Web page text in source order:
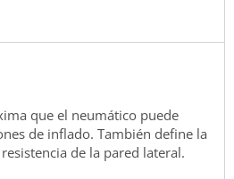
que el neumático puede
de inflado. También define la
de la pared lateral.